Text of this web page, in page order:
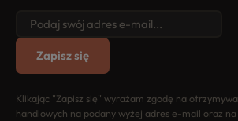
Zapisz się
Klikając "Zapisz się" wyrażam zgodę na
handlowych na podany wyżej adres e-mail oraz